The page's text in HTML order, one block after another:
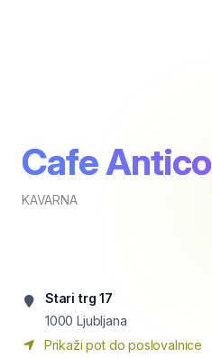
Cafe Antico
KAVARNA
Stari trg 17
1000 Ljubljana
Prikaži pot do poslovalnice